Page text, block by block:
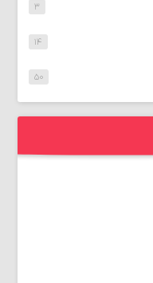
۳
۱۴
۵۰